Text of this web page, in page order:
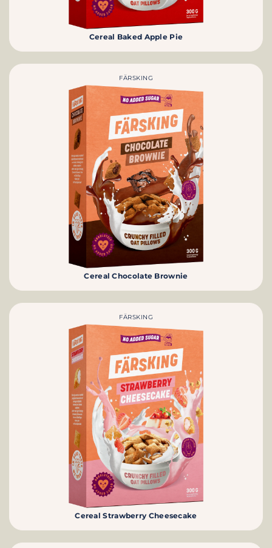
Cereal Baked Apple Pie
FÄRSKING
Cereal Chocolate Brownie
FÄRSKING
Cereal Strawberry Cheesecake